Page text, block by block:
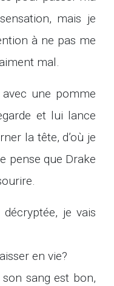
mais je
à ne pas me
mal.
avec une pomme
et lui lance
la tête, d’où je
pense que Drake
je vais
en vie?
sang est bon,